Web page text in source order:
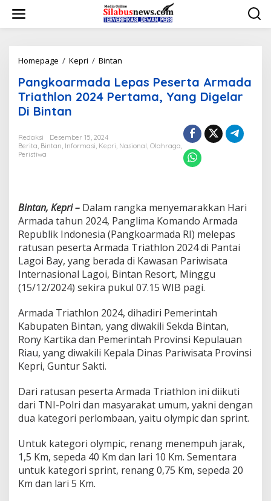
w
Homepage / Kepri / Bintan
n
g
k
m
p
a
s
P
e
s
e
r
A
r
m
a
T
r
i
a
h
l
o
n
Pangkoarmada Lepas Peserta Armada
Triathlon 2024 Pertama, Yang Digelar
Di Bintan
Redaksi
Desember 15, 2024
Berita, Bintan, Informasi, Kepri, Nasional, Olahraga,
Peristiwa
Bintan, Kepri – Dalam rangka menyemarakkan Hari
Armada tahun 2024, Panglima Komando Armada
Republik Indonesia (Pangkoarmada RI) melepas
ratusan peserta Armada Triathlon 2024 di Pantai
Lagoi Bay, yang berada di Kawasan Pariwisata
Internasional Lagoi, Bintan Resort, Minggu
(15/12/2024) sekira pukul 07.15 WIB pagi.
Armada Triathlon 2024, dihadiri Pemerintah
Kabupaten Bintan, yang diwakili Sekda Bintan,
Rony Kartika dan Pemerintah Provinsi Kepulauan
Riau, yang diwakili Kepala Dinas Pariwisata Provinsi
Kepri, Guntur Sakti.
Dari ratusan peserta Armada Triathlon ini diikuti
dari TNI-Polri dan masyarakat umum, yakni dengan
dua kategori perlombaan, yaitu olympic dan sprint.
Untuk kategori olympic, renang menempuh jarak,
1,5 Km, sepeda 40 Km dan lari 10 Km. Sementara
untuk kategori sprint, renang 0,75 Km, sepeda 20
Km dan lari 5 Km.